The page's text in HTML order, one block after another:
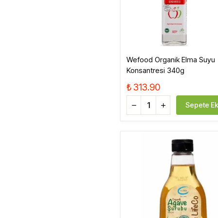
Wefood Organik Elma Suyu
Konsantresi 340g
₺ 313.90
Sepete